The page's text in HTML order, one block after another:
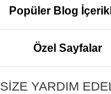
Popüler Blog
Özel Sayfalar
SİZE YARDIM